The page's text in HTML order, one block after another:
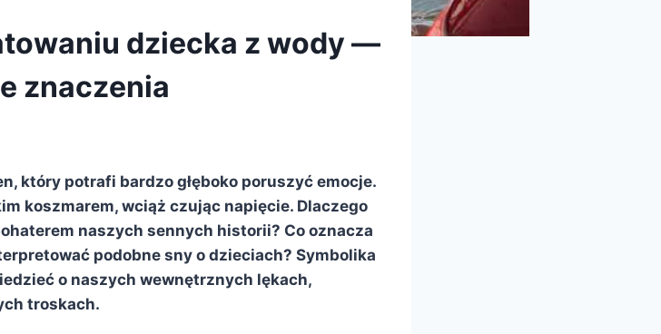
dziecka z wody —
znaczenia
który potrafi bardzo głęboko poruszyć emocje.
koszmarem, wciąż czując napięcie. Dlaczego
naszych sennych historii? Co oznacza
podobne sny o dzieciach? Symbolika
o naszych wewnętrznych lękach,
troskach.